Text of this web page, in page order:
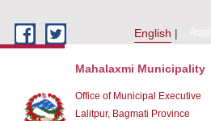
English
नेपाली
Mahalaxmi Municipality
Office of Municipal Executive
Lalitpur, Bagmati Province